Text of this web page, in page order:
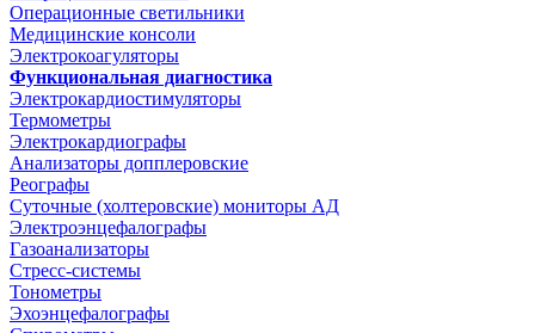
Операционные светильники
Медицинские консоли
Электрокоагуляторы
Функциональная диагностика
Электрокардиостимуляторы
Термометры
Электрокардиографы
Анализаторы допплеровские
Реографы
Суточные (холтеровские) мониторы АД
Электроэнцефалографы
Газоанализаторы
Стресс-системы
Тонометры
Эхоэнцефалографы